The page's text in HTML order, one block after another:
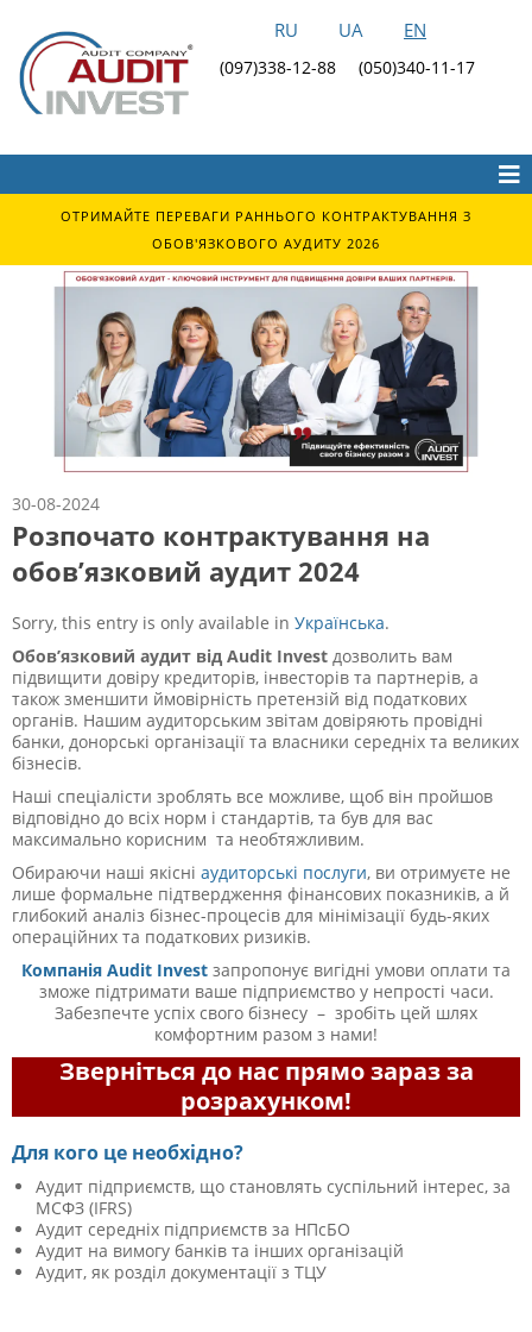
RU UA EN
(097)338-12-88 (050)340-11-17
ОТРИМАЙТЕ ПЕРЕВАГИ РАННЬОГО КОНТРАКТУВАННЯ З
ОБОВ'ЯЗКОВОГО АУДИТУ 2026
30-08-2024
Розпочато контрактування на
обов’язковий аудит 2024
Sorry, this entry is only available in Українська.
Обов’язковий аудит від Audit Invest дозволить вам
підвищити довіру кредиторів, інвесторів та партнерів, а
також зменшити ймовірність претензій від податкових
органів. Нашим аудиторським звітам довіряють провідні
банки, донорські організації та власники середніх та великих
бізнесів.
Наші спеціалісти зроблять все можливе, щоб він пройшов
відповідно до всіх норм і стандартів, та був для вас
максимально корисним та необтяжливим.
Обираючи наші якісні аудиторські послуги, ви отримуєте не
лише формальне підтвердження фінансових показників, а й
глибокий аналіз бізнес-процесів для мінімізації будь-яких
операційних та податкових ризиків.
Компанія Audit Invest запропонує вигідні умови оплати та
зможе підтримати ваше підприємство у непрості часи.
Забезпечте успіх свого бізнесу – зробіть цей шлях
комфортним разом з нами!
Зверніться до нас прямо зараз за
розрахунком!
Для кого це необхідно?
Аудит підприємств, що становлять суспільний інтерес, за
МСФЗ (IFRS)
Аудит середніх підприємств за НПсБО
Аудит на вимогу банків та інших організацій
Аудит, як розділ документації з ТЦУ